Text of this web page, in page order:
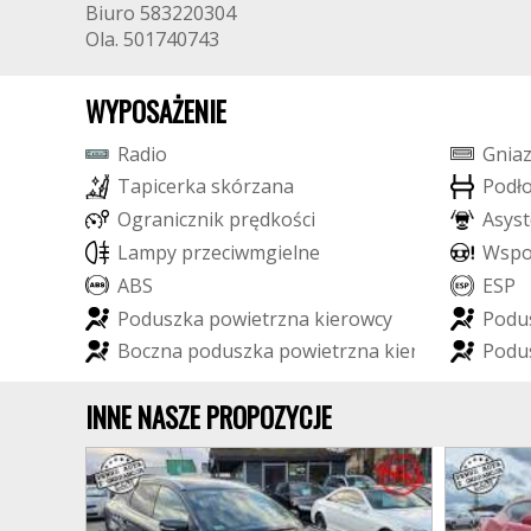
Biuro 583220304
Ola. 501740743
WYPOSAŻENIE
Radio Gniaz
Tapicerka skórzana Podło
Ogranicznik prędkości Asyst
Lampy przeciwmgielne Wspo
ABS ESP
Poduszka powietrzna kierowcy Podu
Boczna poduszka powietrzna kier cy Podu
INNE NASZE PROPOZYCJE